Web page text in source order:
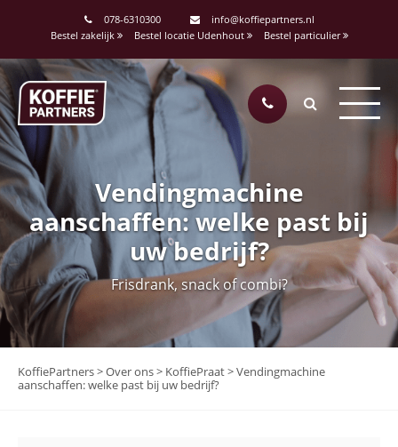
078-6310300
info@koffiepartners.nl
Bestel zakelijk
Bestel locatie Udenhout Bestel particulier
Vendingmachine
aanschaffen: welke past bij
uw bedrijf?
Frisdrank, snack of combi?
KoffiePartners>Over ons> KoffiePraat>Vendingmachine
aanschaffen: welke past bij uw bedrijf?